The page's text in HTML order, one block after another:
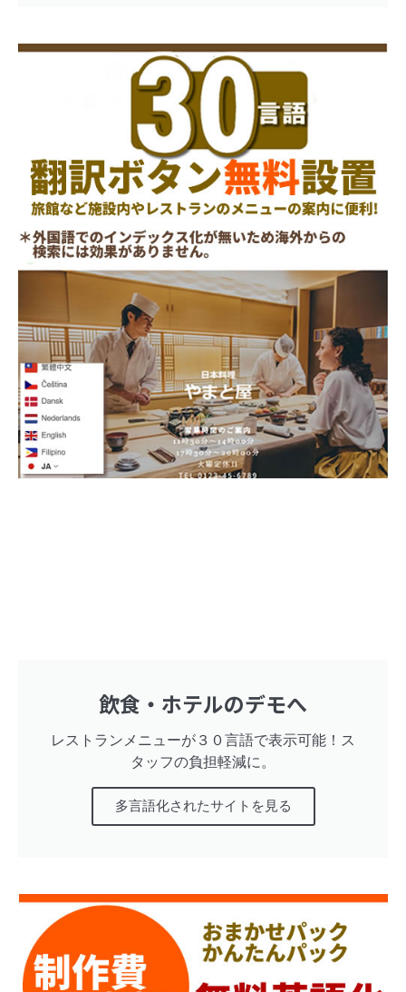
飲食・ホテルのデモへ
レストランメニューが３０言語で表示可能！ス
タッフの負担軽減に。
多言語化されたサイトを見る